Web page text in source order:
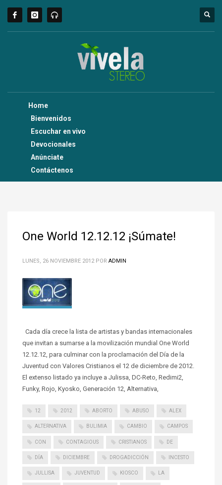
Home
Bienvenidos
Escuchar en vivo
Devocionales
Anúnciate
Contáctenos
One World 12.12.12 ¡Súmate!
LUNES, 26 NOVIEMBRE 2012 POR ADMIN
Cada día crece la lista de artistas y bandas internacionales
que invitan a sumarse a la movilización mundial One World
12.12.12, para culminar con la proclamación del Día de la
Juventud con Valores Cristianos el 12 de diciembre de 2012.
El extenso listado ya incluye a Julissa, DC-Reto, Redimi2,
Funky, Rojo, Kyosko, Generación 12, Alternativa,
12 2012 ABORTO ABUSO ALEX
ALTERNATIVA BULIMIA CAMBIO CAMPOS
CON CONTAGIOUS CRISTIANOS DE
DÍA DICIEMBRE DROGADICCIÓN INCESTO
JULLISA JUVENTUD KIOSCO LA